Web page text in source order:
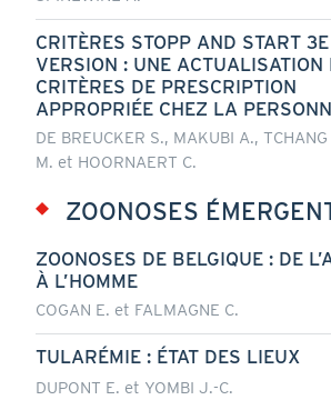
CRITÈRES STOPP AND START 3E
VERSION : UNE ACTUALISATION
CRITÈRES DE PRESCRIPTION
APPROPRIÉE CHEZ LA
DE BREUCKER S., MAKUBI A., TCHANG
M. et HOORNAERT C.
ZOONOSES
ZOONOSES DE BELGIQUE : DE
À L’HOMME
COGAN E. et FALMAGNE C.
TULARÉMIE : ÉTAT DES LIEUX
DUPONT E. et YOMBI J.-C.